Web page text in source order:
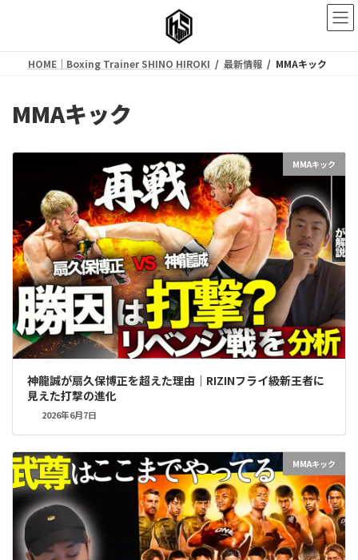
HOME｜Boxing Trainer SHINO HIROKI 最新情報 MMAキック
MMAキック
MMAキック
神龍誠が扇久保博正を超えた理由｜RIZINフライ級新王者に
見えた打撃の進化
2026年6月7日
MMAキック